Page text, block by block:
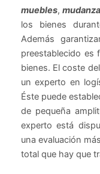
muebles,
los bienes
Además
preestablecido es
bienes. El coste del
un experto en
Éste puede
de pequeña
experto está
una evaluación
total que hay que